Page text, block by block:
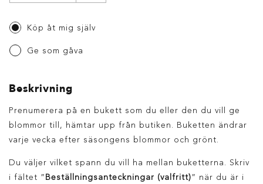
Köp åt mig själv
Ge som gåva
Beskrivning
Prenumerera på en bukett som du eller den du vill ge
blommor till, hämtar upp från butiken. Buketten ändrar
varje vecka efter säsongens blommor och grönt.
Du väljer vilket spann du vill ha mellan buketterna. Skriv
i fältet ” Beställningsanteckningar (valfritt)” när du är i